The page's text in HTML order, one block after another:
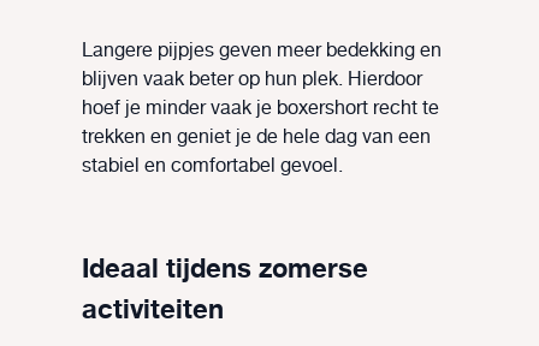
Langere pijpjes geven meer bedekking en
blijven vaak beter op hun plek. Hierdoor
hoef je minder vaak je boxershort recht te
trekken en geniet je de hele dag van een
stabiel en comfortabel gevoel.
Ideaal tijdens zomerse
activiteiten